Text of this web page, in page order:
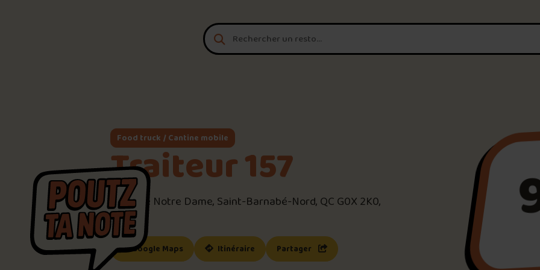
T'es un vrai
Connecte-toipour POUTZ ta
Trouve une POUTZ sur la
Palmarès des meilleures
Food truck / Cantine mobile
Traiteur 157
840 Rue Notre Dame, Saint-Barnabé-Nord, QC G0X 2K0,
Canada
Google Maps (ce lien s’ouvrira dans une nouvelle fenêtre)
Itinéraire (ce lien s’ouvrira dans une nouvelle fenêtre)
Partager